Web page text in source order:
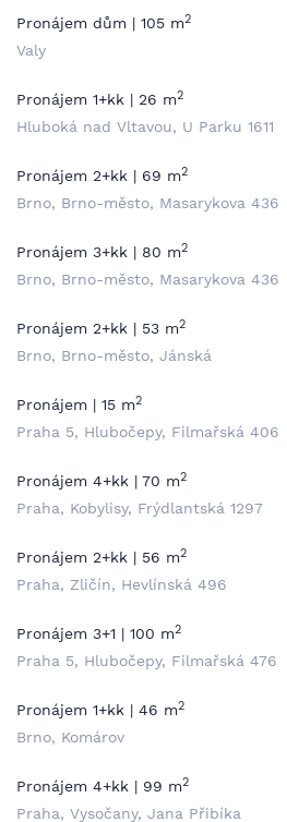
Pronájem dům | 105 m2
Valy
Pronájem 1+kk | 26 m2
Hluboká nad Vltavou, U Parku 1611
Pronájem 2+kk | 69 m2
Brno, Brno-město, Masarykova 436
Pronájem 3+kk | 80 m2
Brno, Brno-město, Masarykova 436
Pronájem 2+kk | 53 m2
Brno, Brno-město, Jánská
Pronájem | 15 m2
Praha 5, Hlubočepy, Filmařská 406
Pronájem 4+kk | 70 m2
Praha, Kobylisy, Frýdlantská 1297
Pronájem 2+kk | 56 m2
Praha, Zličín, Hevlínská 496
Pronájem 3+1 | 100 m2
Praha 5, Hlubočepy, Filmařská 476
Pronájem 1+kk | 46 m2
Brno, Komárov
Pronájem 4+kk | 99 m2
Praha, Vysočany, Jana Přibíka